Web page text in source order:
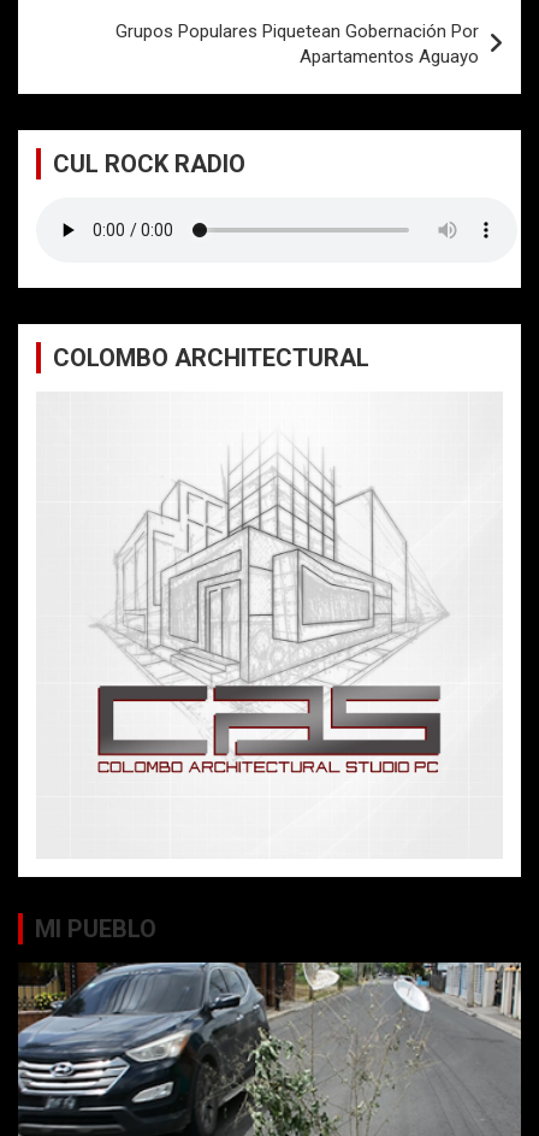
entradasGrupos Populares Piquetean Gobernación Por
Apartamentos Aguayo
CUL ROCK RADIO
COLOMBO ARCHITECTURAL
MI PUEBLO